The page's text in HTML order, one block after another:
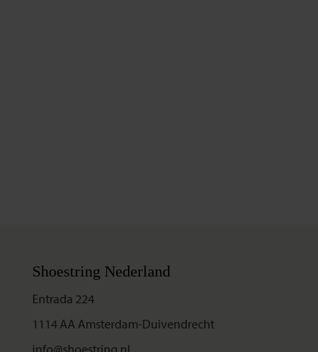
Shoestring Nederland
Entrada 224
1114 AA Amsterdam-Duivendrecht
info@shoestring.nl